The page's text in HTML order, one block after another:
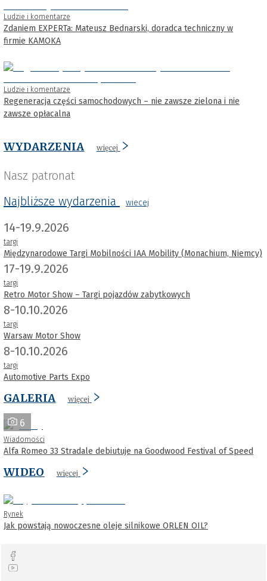
Ludzie i komentarze
Zdaniem EXPERTa: Mateusz Bednarski, doradca techniczny w
firmie KAMOKA
Ludzie i komentarze
Regeneracja części samochodowych – nie zawsze zielona i nie
zawsze opłacalna
WYDARZENIA więcej
Nasz patronat
Najbliższe wydarzenia
wiecej
14-19.9.2026
targi
Międzynarodowe Targi Mobilności IAA Mobility (Monachium, Niemcy)
17-19.9.2026
targi
Retro Motor Show – Targi pojazdów zabytkowych
8-10.10.2026
targi
Warsaw Motor Show
8-10.10.2026
targi
Automotive Parts Expo
GALERIA więcej
6
Wiadomości
Alfa Romeo 33 Stradale debiutuje na Goodwood Festival of Speed
WIDEO więcej
Rynek
Jak powstają nowoczesne oleje silnikowe ORLEN OIL?